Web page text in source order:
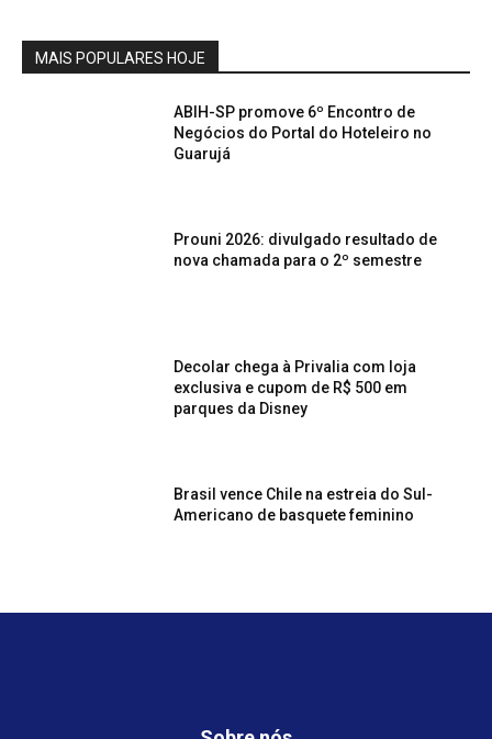
MAIS POPULARES HOJE
ABIH-SP promove 6º Encontro de
Negócios do Portal do Hoteleiro no
Guarujá
Prouni 2026: divulgado resultado de
nova chamada para o 2º semestre
Decolar chega à Privalia com loja
exclusiva e cupom de R$ 500 em
parques da Disney
Brasil vence Chile na estreia do Sul-
Americano de basquete feminino